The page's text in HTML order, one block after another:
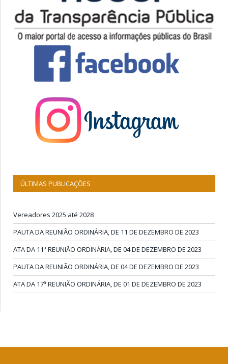
ÚLTIMAS PUBLICAÇÕES
Vereadores 2025 até 2028
PAUTA DA REUNIÃO ORDINÁRIA, DE 11 DE DEZEMBRO DE 2023
ATA DA 11ª REUNIÃO ORDINÁRIA, DE 04 DE DEZEMBRO DE 2023
PAUTA DA REUNIÃO ORDINÁRIA, DE 04 DE DEZEMBRO DE 2023
ATA DA 17ª REUNIÃO ORDINÁRIA, DE 01 DE DEZEMBRO DE 2023